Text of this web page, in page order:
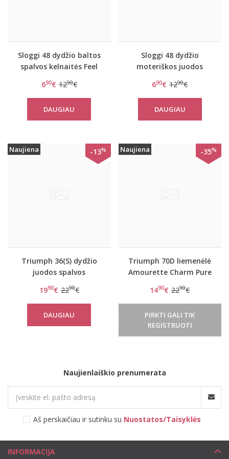
Sloggi 48 dydžio baltos
spalvos kelnaitės Feel
690€ 1290€
DAUGIAU
Sloggi 48 dydžio
moteriškos juodos
Pure Lace Tai C2P
690€ 1290€
DAUGIAU
Naujiena -13%
Triumph 36(S) dydžio
juodos spalvos
su kelnaitėmis Pure
Sensation Skirt
1990€ 2290€
DAUGIAU
Naujiena -35%
Triumph 70D liemenėlė
Amourette Charm Pure
1490€ 2290€
PIRKTI GALI TIK
REGISTRUOTI
Naujienlaiškio prenumerata
Aš perskaičiau ir sutinku su Nuostatos/Taisyklės
INFORMACIJA